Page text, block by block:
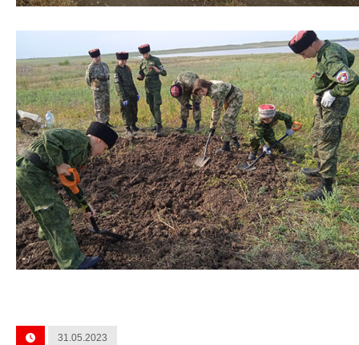
31.05.2023